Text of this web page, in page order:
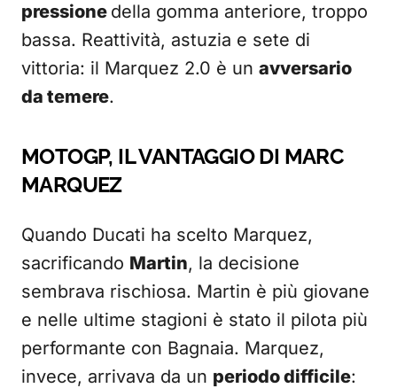
pressione della gomma anteriore, troppo
bassa. Reattività, astuzia e sete di
vittoria: il Marquez 2.0 è un avversario
da temere.
MOTOGP, IL VANTAGGIO DI MARC
MARQUEZ
Quando Ducati ha scelto Marquez,
sacrificando Martin, la decisione
sembrava rischiosa. Martin è più giovane
e nelle ultime stagioni è stato il pilota più
performante con Bagnaia. Marquez,
invece, arrivava da un periodo difficile: